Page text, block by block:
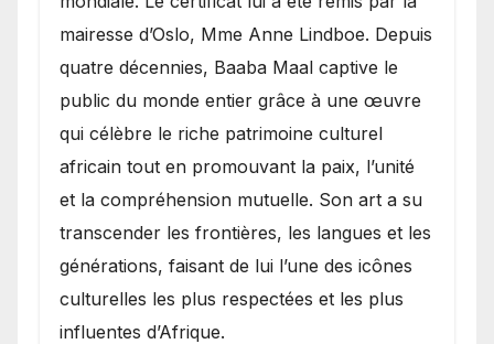
mairesse d’Oslo, Mme Anne Lindboe. Depuis
quatre décennies, Baaba Maal captive le
public du monde entier grâce à une œuvre
qui célèbre le riche patrimoine culturel
africain tout en promouvant la paix, l’unité
et la compréhension mutuelle. Son art a su
transcender les frontières, les langues et les
générations, faisant de lui l’une des icônes
culturelles les plus respectées et les plus
influentes d’Afrique.